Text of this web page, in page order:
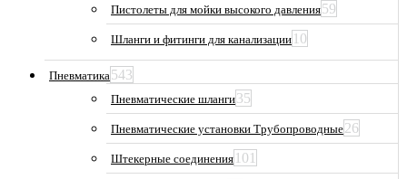
Пистолеты для мойки высокого давления59
Шланги и фитинги для канализации 10
Пневматика543
Пневматические шланги35
Пневматические установки Трубопроводные26
Штекерные соединения 101